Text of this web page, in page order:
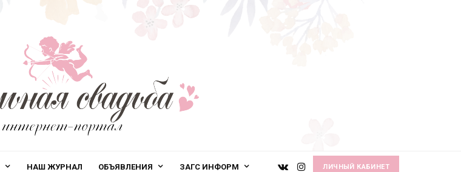
НАШ ЖУРНАЛ ОБЪЯВЛЕНИЯ ЗАГС ИНФОРМ ЛИЧНЫЙ КАБИНЕТ